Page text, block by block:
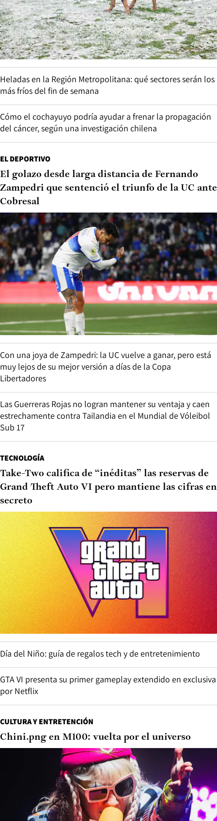
Heladas en la Región Metropolitana: qué sectores serán los
más fríos del fin de semana
Cómo el cochayuyo podría ayudar a frenar la propagación
del cáncer, según una investigación chilena
EL DEPORTIVO
El golazo desde larga distancia de Fernando
Zampedri que sentenció el triunfo de la UC ante
Cobresal
Con una joya de Zampedri: la UC vuelve a ganar, pero está
muy lejos de su mejor versión a días de la Copa
Libertadores
Las Guerreras Rojas no logran mantener su ventaja y caen
estrechamente contra Tailandia en el Mundial de Vóleibol
Sub 17
TECNOLOGÍA
Take-Two califica de “inéditas” las reservas de
Grand Theft Auto VI pero mantiene las cifras en
secreto
Día del Niño: guía de regalos tech y de entretenimiento
GTA VI presenta su primer gameplay extendido en exclusiva
por Netflix
CULTURA Y ENTRETENCIÓN
Chini.png en M100: vuelta por el universo